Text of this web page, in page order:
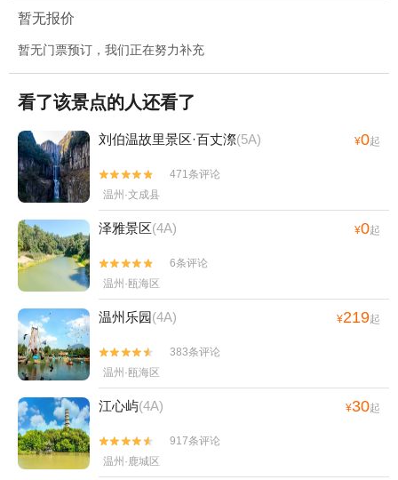
暂无报价
暂无门票预订，我们正在努力补充
看了该景点的人还看了
刘伯温故里景区·百丈漈(5A) ¥0起


471条评论
温州·文成县
泽雅景区(4A) ¥0起


6条评论
温州·瓯海区
温州乐园(4A) ¥219起


383条评论
温州·瓯海区
江心屿(4A) ¥30起


917条评论
温州·鹿城区